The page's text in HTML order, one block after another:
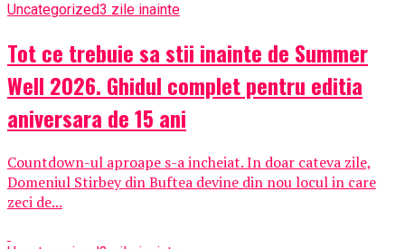
Uncategorized3 zile inainte
Tot ce trebuie sa stii inainte de Summer
Well 2026. Ghidul complet pentru editia
aniversara de 15 ani
Countdown-ul aproape s-a incheiat. In doar cateva zile,
Domeniul Stirbey din Buftea devine din nou locul in care
zeci de...